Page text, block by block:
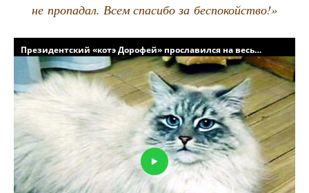
не про­па­дал. Всем спа­си­бо за беспокойство!»